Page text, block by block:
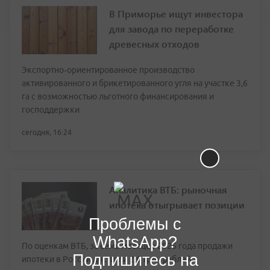
Экспортно‑ориентированное производство
активированного и брикетированного угля на участке 3,6
га с возможностью льготного финансирования и
сегодня, 16:24
ипотека отыгрывает позиции
По оценкам ВТБ, за семь месяцев 2026 года продажи
ипотеки в России достигли 2,6 трлн рублей
сегодня, 16:21
Проблемы с
WhatsApp?
Подпишитесь на